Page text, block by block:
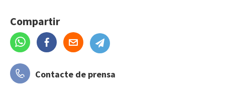
Compartir
Contacte de prensa